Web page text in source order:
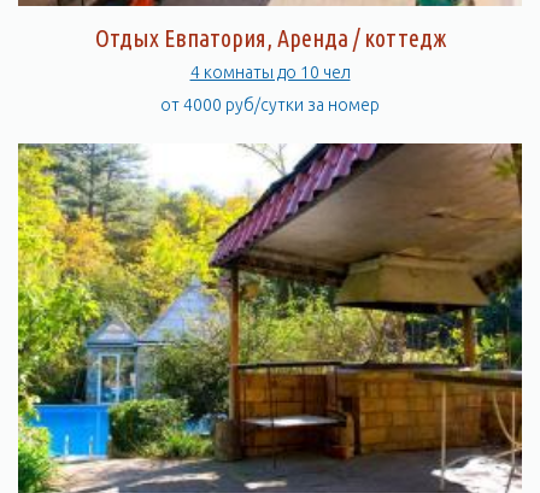
Отдых Евпатория, Аренда / коттедж
4 комнаты до 10 чел
от 4000 руб/сутки за номер